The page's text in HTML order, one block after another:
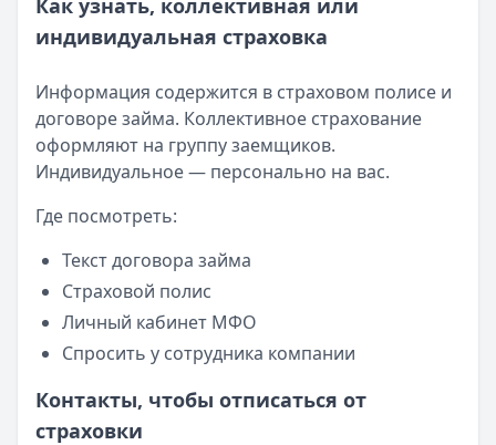
Как узнать, коллективная или
индивидуальная страховка
Информация содержится в страховом полисе и
договоре займа. Коллективное страхование
оформляют на группу заемщиков.
Индивидуальное — персонально на вас.
Где посмотреть:
Текст договора займа
Страховой полис
Личный кабинет МФО
Спросить у сотрудника компании
Контакты, чтобы отписаться от
страховки